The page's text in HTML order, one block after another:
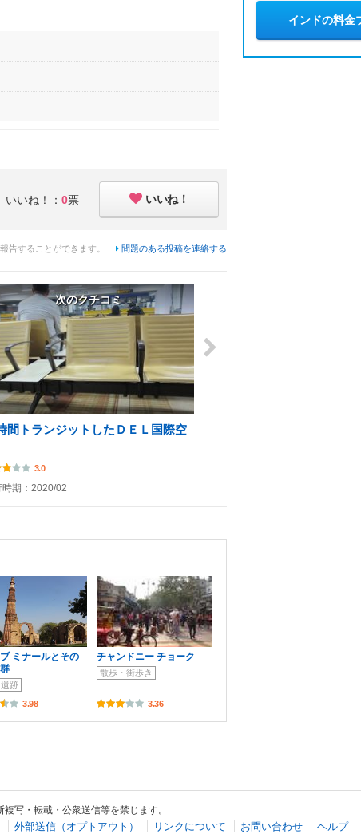
いいね！： 0票 いいね！
告することができます。 問題のある投稿を連絡する
次のクチコミ
間トランジットしたＤＥＬ国際空
3.0
時期：2020/02
ミナールとその
跡
3.98
チャンドニー チョーク
散歩・街歩き
3.36
インドの料金
写・転載・公衆送信等を禁じます。
外部送信（オプトアウト） リンクについて お問い合わせ ヘルプ